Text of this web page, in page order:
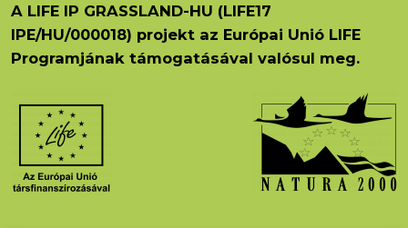
A LIFE IP GRASSLAND-HU (LIFE17
IPE/HU/000018) projekt az Európai Unió LIFE
Programjának támogatásával valósul meg.